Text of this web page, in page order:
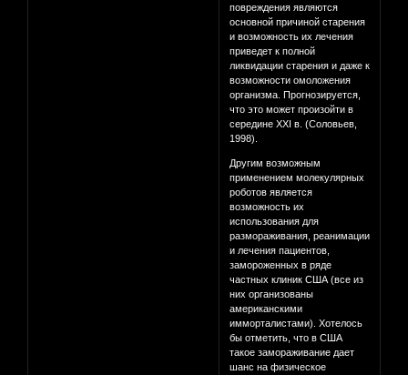
повреждения являются
основной причиной старения
и возможность их лечения
приведет к полной
ликвидации старения и даже к
возможности омоложения
организма. Прогнозируется,
что это может произойти в
середине XXI в. (Соловьев,
1998).
Другим возможным
применением молекулярных
роботов является
возможность их
использования для
размораживания, реанимации
и лечения пациентов,
замороженных в ряде
частных клиник США (все из
них организованы
американскими
имморталистами). Хотелось
бы отметить, что в США
такое замораживание дает
шанс на физическое